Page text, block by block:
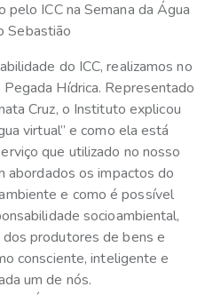
do ICC, realizamos no
Hídrica. Representado
Cruz, o Instituto explicou
virtual” e como ela está
que utilizado no nosso
abordados os impactos do
e como é possível
socioambiental,
produtores de bens e
consciente, inteligente e
um de nós.